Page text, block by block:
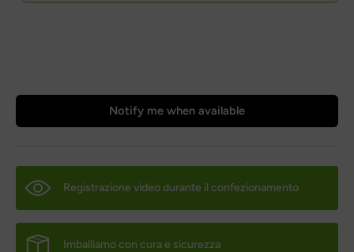
Notify me when available
Registrazione video durante il confezionamento
Imballiamo con cura e sicurezza